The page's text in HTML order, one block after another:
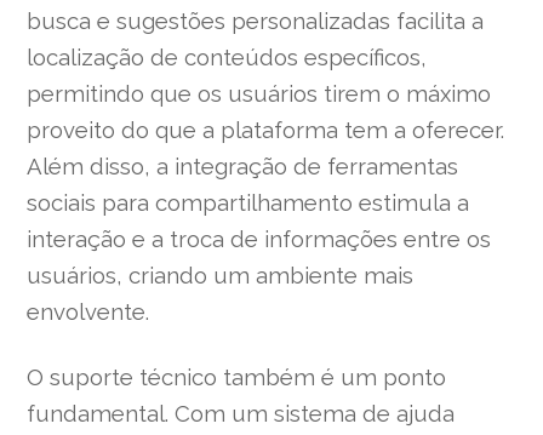
busca e sugestões personalizadas facilita a
localização de conteúdos específicos,
permitindo que os usuários tirem o máximo
proveito do que a plataforma tem a oferecer.
Além disso, a integração de ferramentas
sociais para compartilhamento estimula a
interação e a troca de informações entre os
usuários, criando um ambiente mais
envolvente.
O suporte técnico também é um ponto
fundamental. Com um sistema de ajuda